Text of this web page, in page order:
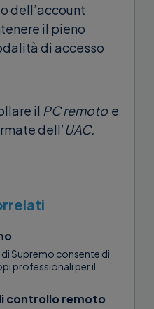
dell’account
il pieno
di accesso
il PC remoto e
dell’UAC.
di Supremo consente di
professionali per il
controllo remoto